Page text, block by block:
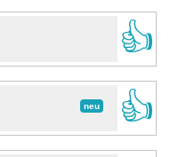
👍
neu
👍